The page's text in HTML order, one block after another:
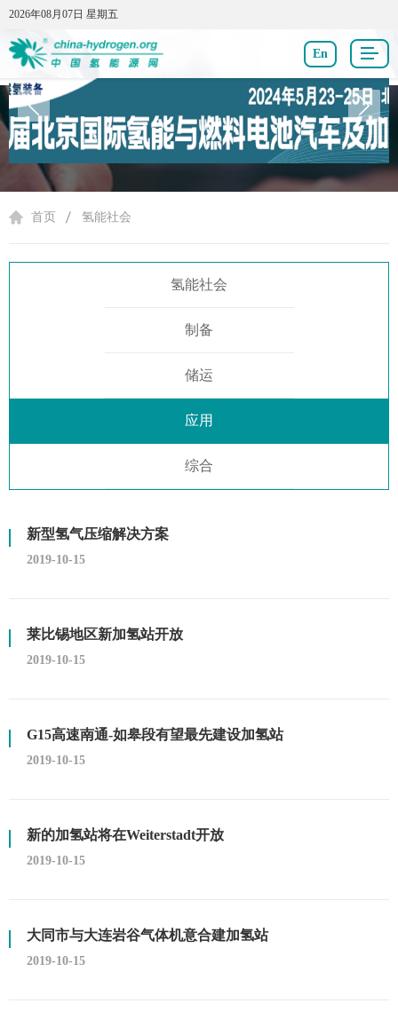
2026年08月07日 星期五
2026年08月07日 星期五
En
氢能社会
首页 氢能社会
氢能社会
制备
储运
应用
综合
新型氢气压缩解决方案
2019-10-15
莱比锡地区新加氢站开放
2019-10-15
G15高速南通-如皋段有望最先建设加氢站
2019-10-15
新的加氢站将在Weiterstadt开放
2019-10-15
大同市与大连岩谷气体机意合建加氢站
2019-10-15